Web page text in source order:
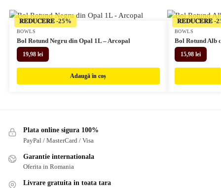
𝐑𝐄𝐃𝐔𝐂𝐄𝐑𝐄
BOWLS
Bol Rotund Negru din Opal 1L – Arcopal
19,98 lei
Adaugă în coș
𝐑𝐄𝐃𝐔𝐂𝐄𝐑𝐄
BOWLS
Bol Rotund Alb
15,98 lei
Plata online sigura 100%
PayPal / MasterCard / Visa
Garantie internationala
Oferita in Romania
Livrare gratuita in toata tara